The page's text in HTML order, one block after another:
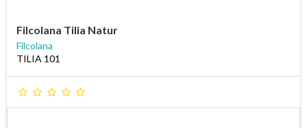
Filcolana Tilia Natur
Filcolana
TILIA 101